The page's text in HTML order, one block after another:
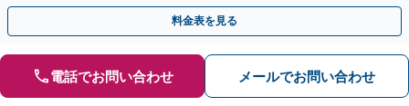
料金表を見る
電話でお問い合わせ メールでお問い合わせ